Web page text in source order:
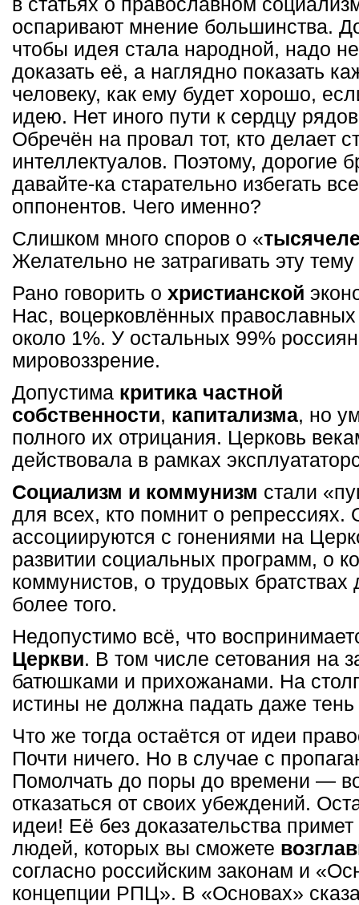
в статьях о православном
оспаривают мнение большинства.
чтобы идея стала народной, надо
доказать её, а наглядно показать
человеку, как ему будет хорошо,
идею. Нет иного пути к сердцу
Обречён на провал тот, кто делает
интеллектуалов. Поэтому, дорогие
давайте-ка старательно избегать
оппонентов. Чего именно?
Слишком много споров о «
Желательно не затрагивать эту
Рано говорить о христианской
Нас, воцерковлённых
около 1%. У остальных 99%
мировоззрение.
Допустима критика частной
собственности, капитализма, но
полного их отрицания. Церковь
действовала в рамках
Социализм и коммунизм стали
для всех, кто помнит о репрессиях.
ассоциируются с гонениями на
развитии социальных программ, о
коммунистов, о трудовых
более того.
Недопустимо всё, что
Церкви. В том числе сетования на
батюшками и прихожанами. На
истины не должна падать даже
Что же тогда остаётся от идеи
Почти ничего. Но в случае с
Помолчать до поры до времени —
отказаться от своих убеждений.
идеи! Её без доказательства
людей, которых вы сможете
согласно российским законам и
концепции РПЦ». В «Основах»